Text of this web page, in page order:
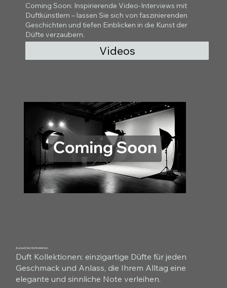
Coming Soon: Inspirierende Video-Interviews mit
Duftkünstlern – lassen Sie sich von faszinierenden
Geschichten und tiefen Einblicken in die Kunst der
Düfte verzaubern.
Videos
Auswahl der Duftkollektion
Duft Kollektionen: einzigartige Düfte für jeden
Geschmack und Anlass, die Ihrem Alltag eine
elegante und sinnliche Note verleihen.